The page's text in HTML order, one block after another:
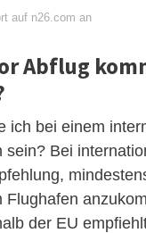
auf n26.com an
Abflug
ich bei einem
sein? Bei
Flughafen
der EU